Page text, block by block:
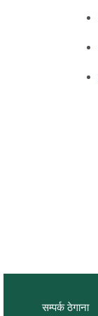
सम्पर्क ठेगाना